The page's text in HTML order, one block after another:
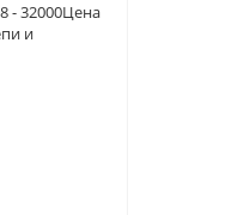
- 32000Цена
и